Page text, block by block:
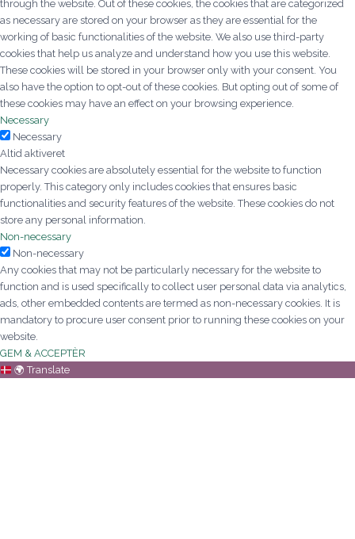
through the website. Out of these cookies, the cookies that are categorized
as necessary are stored on your browser as they are essential for the
working of basic functionalities of the website. We also use third-party
cookies that help us analyze and understand how you use this website.
These cookies will be stored in your browser only with your consent. You
also have the option to opt-out of these cookies. But opting out of some of
these cookies may have an effect on your browsing experience.
Necessary
Necessary
Altid aktiveret
Necessary cookies are absolutely essential for the website to function
properly. This category only includes cookies that ensures basic
functionalities and security features of the website. These cookies do not
store any personal information.
Non-necessary
Non-necessary
Any cookies that may not be particularly necessary for the website to
function and is used specifically to collect user personal data via analytics,
ads, other embedded contents are termed as non-necessary cookies. It is
mandatory to procure user consent prior to running these cookies on your
website.
GEM & ACCEPTÈR
🌍 Translate